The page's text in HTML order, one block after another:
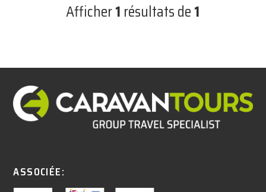
Afficher1 résultats de1
ASSOCIÉE: